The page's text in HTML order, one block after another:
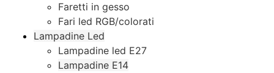
Faretti in gesso
Fari led RGB/colorati
Lampadine Led
Lampadine led E27
Lampadine E14